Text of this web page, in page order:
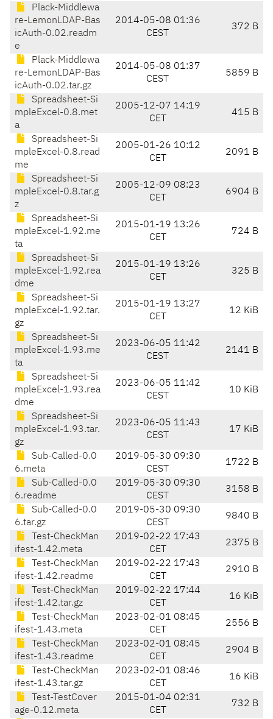
Plack-Middlewa
re-LemonLDAP-Bas
icAuth-0.02.readm
e
2014-05-08 01:36
CEST
372 B
Plack-Middlewa
re-LemonLDAP-Bas
icAuth-0.02.tar.gz
2014-05-08 01:37
CEST
5859 B
Spreadsheet-Si
mpleExcel-0.8.met
a
2005-12-07 14:19
CET
415 B
Spreadsheet-Si
mpleExcel-0.8.read
me
2005-01-26 10:12
CET
2091 B
Spreadsheet-Si
mpleExcel-0.8.tar.g
z
2005-12-09 08:23
CET
6904 B
Spreadsheet-Si
mpleExcel-1.92.me
ta
2015-01-19 13:26
CET
724 B
Spreadsheet-Si
mpleExcel-1.92.rea
dme
2015-01-19 13:26
CET
325 B
Spreadsheet-Si
mpleExcel-1.92.tar.
gz
2015-01-19 13:27
CET
12 KiB
Spreadsheet-Si
mpleExcel-1.93.me
ta
2023-06-05 11:42
CEST
2141 B
Spreadsheet-Si
mpleExcel-1.93.rea
dme
2023-06-05 11:42
CEST
10 KiB
Spreadsheet-Si
mpleExcel-1.93.tar.
gz
2023-06-05 11:43
CEST
17 KiB
Sub-Called-0.0
6.meta
2019-05-30 09:30
CEST
1722 B
Sub-Called-0.0
6.readme
2019-05-30 09:30
CEST
3158 B
Sub-Called-0.0
6.tar.gz
2019-05-30 09:30
CEST
9840 B
Test-CheckMan
ifest-1.42.meta
2019-02-22 17:43
CET
2375 B
Test-CheckMan
ifest-1.42.readme
2019-02-22 17:43
CET
2910 B
Test-CheckMan
ifest-1.42.tar.gz
2019-02-22 17:44
CET
16 KiB
Test-CheckMan
ifest-1.43.meta
2023-02-01 08:45
CET
2556 B
Test-CheckMan
ifest-1.43.readme
2023-02-01 08:45
CET
2904 B
Test-CheckMan
ifest-1.43.tar.gz
2023-02-01 08:46
CET
16 KiB
Test-TestCover
age-0.12.meta
2015-01-04 02:31
CET
732 B